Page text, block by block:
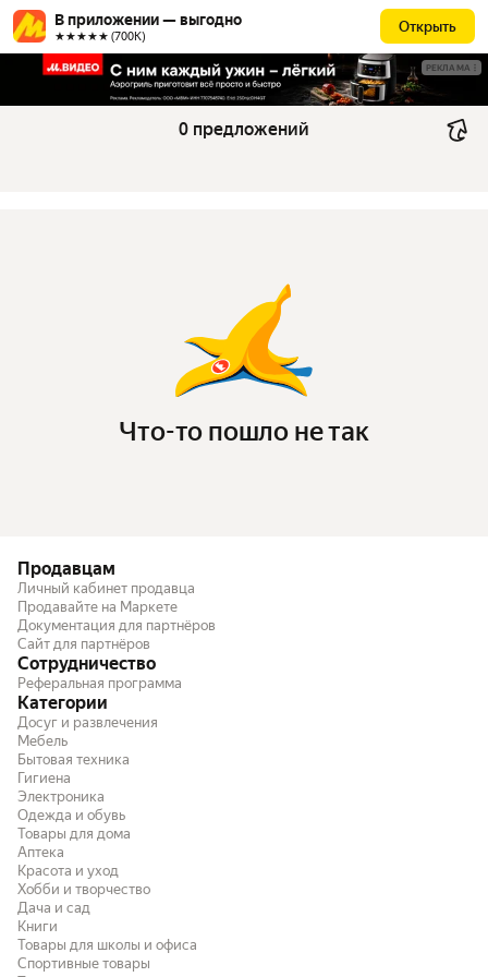
В приложении — выгодно
★★★★★ (700К)
Открыть
РЕКЛАМА
0 предложений
Что-то пошло не так
Продавцам
Личный кабинет продавца
Продавайте на Маркете
Документация для партнёров
Сайт для партнёров
Сотрудничество
Реферальная программа
Категории
Досуг и развлечения
Мебель
Бытовая техника
Гигиена
Электроника
Одежда и обувь
Товары для дома
Аптека
Красота и уход
Хобби и творчество
Дача и сад
Книги
Товары для школы и офиса
Спортивные товары